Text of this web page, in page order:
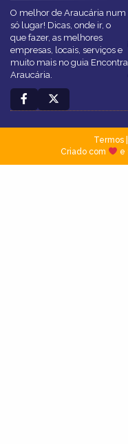
O melhor de Araucária num
só lugar! Dicas, onde ir, o
que fazer, as melhores
empresas, locais, serviços e
muito mais no guia Encontra
Araucária.
Termos|
Criado com
e